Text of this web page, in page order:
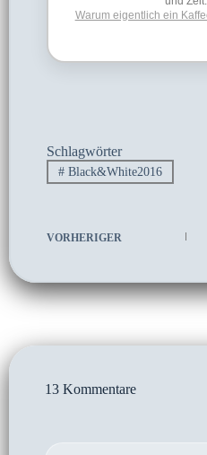
Warum eigentlich ein
Schlagwörter
#Black&White2016
VORHERIGER
13 Kommentare